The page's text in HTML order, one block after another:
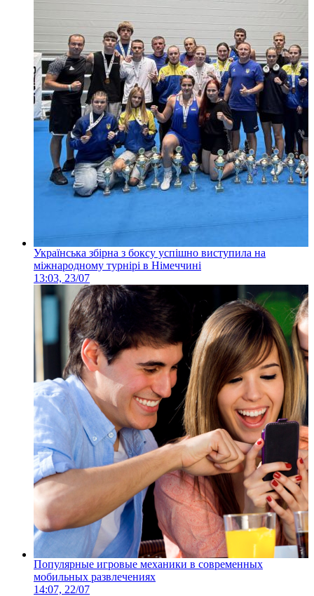
Українська збірна з боксу успішно виступила на
міжнародному турнірі в Німеччині
13:03, 23/07
Популярные игровые механики в современных
мобильных развлечениях
14:07, 22/07